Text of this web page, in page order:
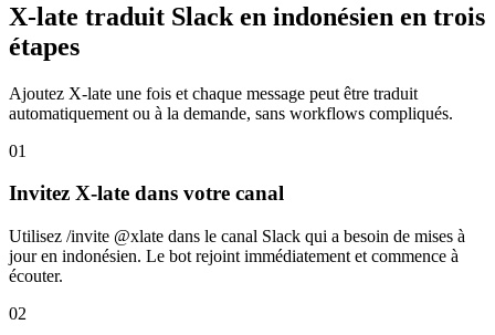
X-late traduit Slack en indonésien en trois
étapes
Ajoutez X-late une fois et chaque message peut être traduit
automatiquement ou à la demande, sans workflows compliqués.
01
Invitez X-late dans votre canal
Utilisez /invite @xlate dans le canal Slack qui a besoin de mises à
jour en indonésien. Le bot rejoint immédiatement et commence à
écouter.
02